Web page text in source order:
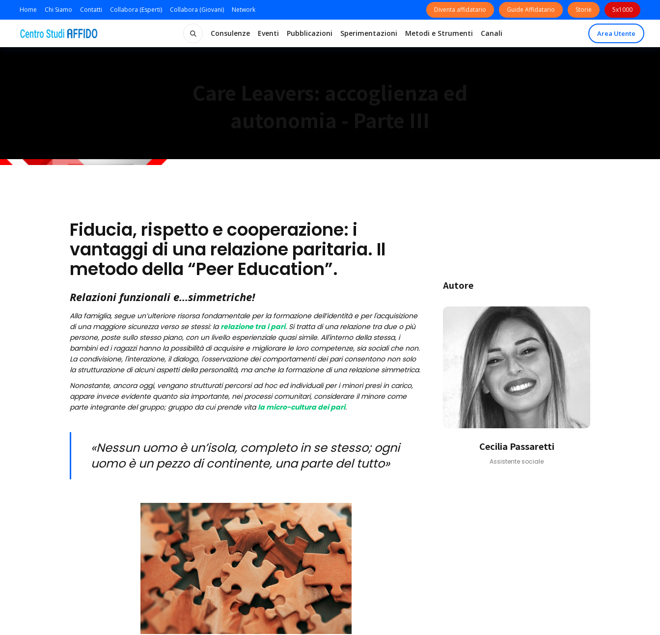
Home Chi Siamo Contatti Collabora (Esperti) Collabora (Giovani) Network Diventa affidatario Guide Affidatario Storie 5x1000
Consulenze Eventi Pubblicazioni Sperimentazioni Metodi e Strumenti Canali Area Utente
Fiducia, rispetto e cooperazione: i
vantaggi di una relazione paritaria. Il
metodo della “Peer Education”.
Relazioni funzionali e…simmetriche!
Alla famiglia, segue un’ulteriore risorsa fondamentale per la formazione dell’identità e per l'acquisizione
di una maggiore sicurezza verso se stessi: larelazione tra i pari. Si tratta di una relazione tra due o più
persone, poste sullo stesso piano, con un livello esperienziale quasi simile. All'interno della stessa, i
bambini ed i ragazzi hanno la possibilità di acquisire e migliorare le loro competenze, sia sociali che non.
La condivisione, l'interazione, il dialogo, l'osservazione dei comportamenti dei pari consentono non solo
la strutturazione di alcuni aspetti della personalità, ma anche la formazione di una relazione simmetrica.
Nonostante, ancora oggi, vengano strutturati percorsi ad hoc ed individuali per i minori presi in carico,
appare invece evidente quanto sia importante, nei processi comunitari, considerare il minore come
parte integrante del gruppo; gruppo da cui prende vitala micro-cultura dei pari.
«Nessun uomo è un’isola, completo in se stesso; ogni
uomo è un pezzo di continente, una parte del tutto»
Autore
Cecilia Passaretti
Assistente sociale